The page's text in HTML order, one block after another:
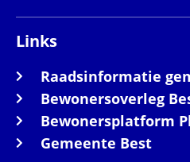
Links
Raadsinformatie
Bewonersoverleg
Bewonersplatform
Gemeente Best